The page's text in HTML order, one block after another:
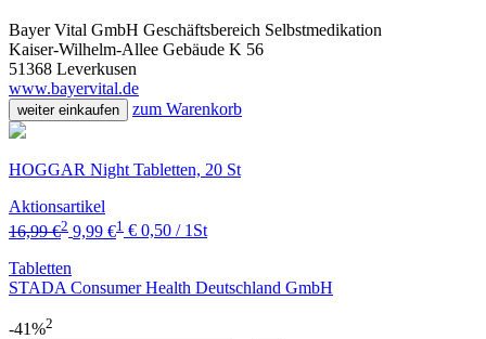
Bayer Vital GmbH Geschäftsbereich Selbstmedikation
Kaiser-Wilhelm-Allee Gebäude K 56
51368 Leverkusen
www.bayervital.de
weiter einkaufen zum Warenkorb
HOGGAR Night Tabletten, 20 St
Aktionsartikel
16,99 €2 9,99 €1 € 0,50 / 1St
Tabletten
STADA Consumer Health Deutschland GmbH
-41%2